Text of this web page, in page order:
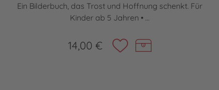
Ein Bilderbuch, das Trost und Hoffnung schenkt. Für
Kinder ab 5 Jahren • ...
14,00 €